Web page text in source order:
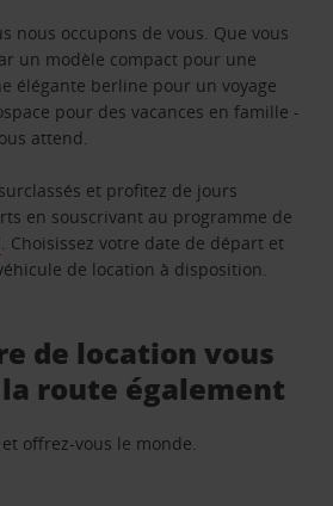
nous occupons de vous. Que vous
un modèle compact pour une
élégante berline pour un voyage
pour des vacances en famille -
attend.
et profitez de jours
en souscrivant au programme de
. Choisissez votre date de départ et
de location à disposition.
de location vous
route également
offrez-vous le monde.